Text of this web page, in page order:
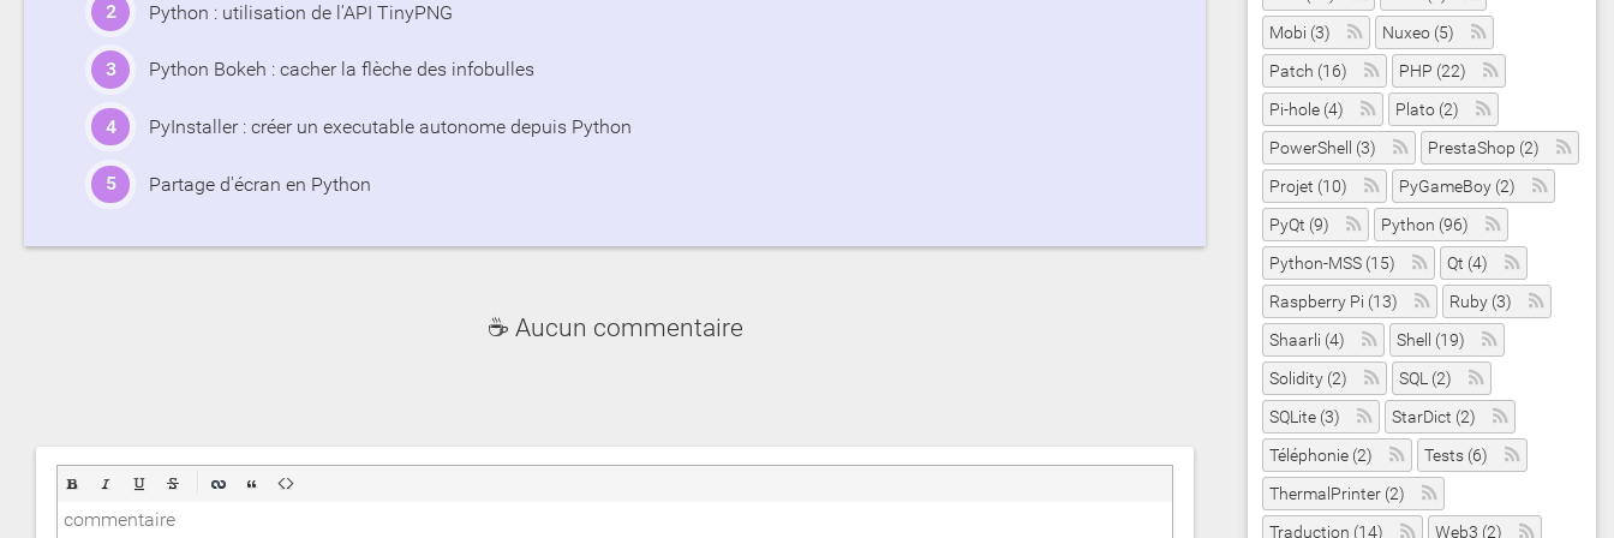
Mobi (3)
Nuxeo (5)
Patch (16)
PHP (22)
Pi-hole (4)
Plato (2)
PowerShell (3)
PrestaShop (2)
Projet (10)
PyGameBoy (2)
PyQt (9)
Python (96)
Python-MSS (15)
Qt (4)
Raspberry Pi (13)
Ruby (3)
Shaarli (4)
Shell (19)
Solidity (2)
SQL (2)
SQLite (3)
StarDict (2)
Téléphonie (2)
Tests (6)
ThermalPrinter (2)
Traduction (14)
Web3 (2)
Python : utilisation de l'API TinyPNG
Python Bokeh : cacher la flèche des infobulles
PyInstaller : créer un executable autonome depuis Python
Partage d'écran en Python
☕ Aucun commentaire